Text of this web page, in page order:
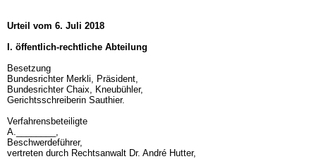
Urteil vom 6. Juli 2018
I. öffentlich-rechtliche Abteilung
Besetzung
Bundesrichter Merkli, Präsident,
Bundesrichter Chaix, Kneubühler,
Gerichtsschreiberin Sauthier.
Verfahrensbeteiligte
A.________,
Beschwerdeführer,
vertreten durch Rechtsanwalt Dr. André Hutter,